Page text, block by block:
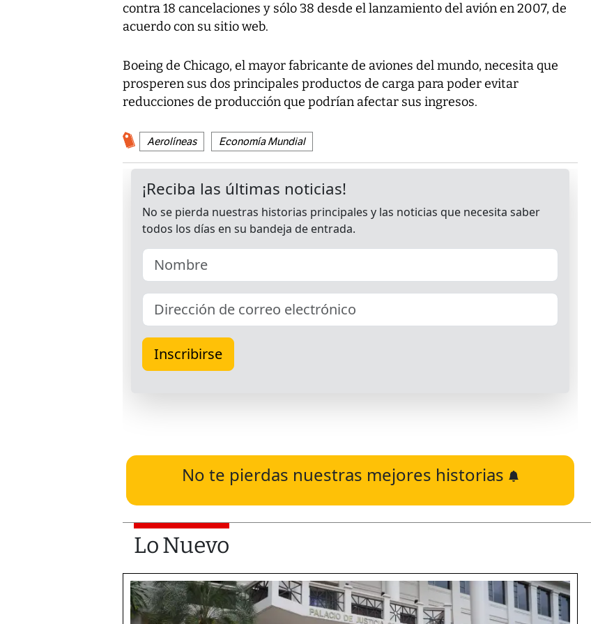
contra 18 cancelaciones y sólo 38 desde el lanzamiento del avión en 2007, de
acuerdo con su sitio web.
Boeing de Chicago, el mayor fabricante de aviones del mundo, necesita que
prosperen sus dos principales productos de carga para poder evitar
reducciones de producción que podrían afectar sus ingresos.
Aerolíneas Economía Mundial
No te pierdas nuestras mejores historias
Lo Nuevo